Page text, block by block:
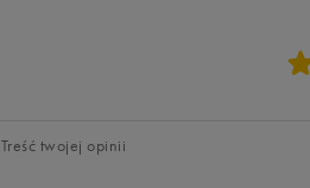
Treść twojej opinii